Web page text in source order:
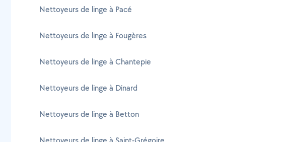
Nettoyeurs de linge à Pacé
Nettoyeurs de linge à Fougères
Nettoyeurs de linge à Chantepie
Nettoyeurs de linge à Dinard
Nettoyeurs de linge à Betton